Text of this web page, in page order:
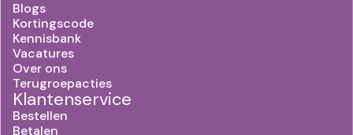
Blogs
Kortingscode
Kennisbank
Vacatures
Over ons
Terugroepacties
Klantenservice
Bestellen
Betalen